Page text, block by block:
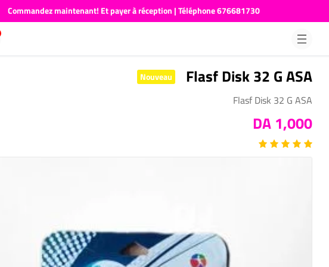
Commandez maintenant! Et payer à réception | Téléphone 676681730
Flasf Disk 32 G ASA
Nouveau
Flasf Disk 32 G ASA
1,000 DA